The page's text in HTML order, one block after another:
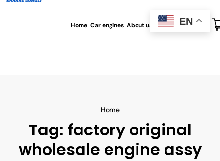
Home Car engines About us All blog Contact us
Home
Tag: factory original
wholesale engine assy
EN